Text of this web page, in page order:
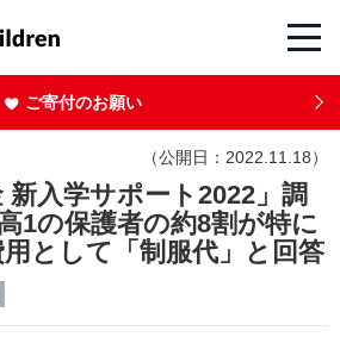
ご寄付のお願い
（公開日：2022.11.18）
新入学サポート2022」調
1の保護者の約8割が特に
として「制服代」と回答